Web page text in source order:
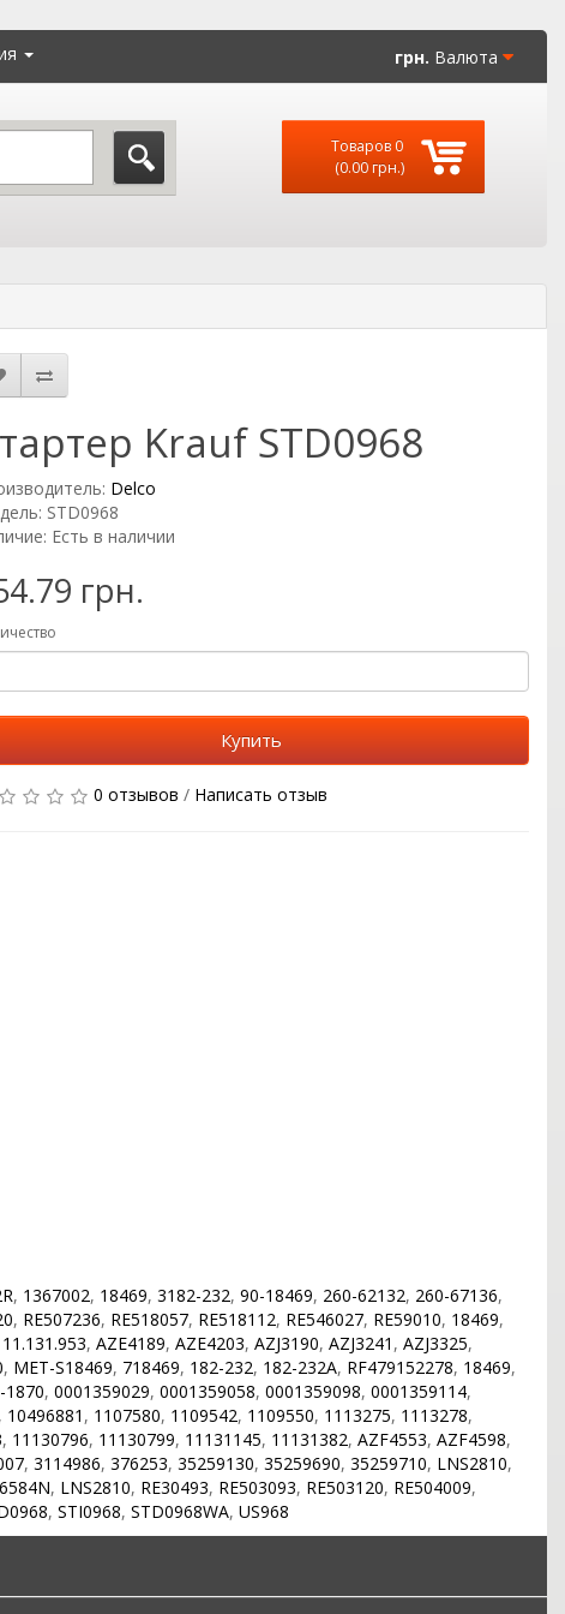
грн. Валюта
Товаров 0
(0.00 грн.)
Krauf STD0968
Delco
STD0968
Есть в наличии
грн.
Купить
0 отзывов / Написать отзыв
, 1367002, 18469, 3182-232, 90-18469, 260-62132, 260-67136,
, RE507236, RE518057, RE518112, RE546027, RE59010, 18469,
11.131.953, AZE4189, AZE4203, AZJ3190, AZJ3241 , AZJ3325,
, MET-S18469, 718469, 182-232, 182-232A, RF479152278, 18469,
1870, 0001359029, 0001359058, 0001359098, 0001359114,
, 10496881 , 1107580, 1109542, 1109550, 1113275, 1113278,
, 11130796, 11130799, 11131145, 11131382, AZF4553, AZF4598,
, 3114986, 376253, 35259130, 35259690, 35259710, LNS2810,
6584N, LNS2810, RE30493, RE503093, RE503120, RE504009,
, STI0968, STD0968WA, US968